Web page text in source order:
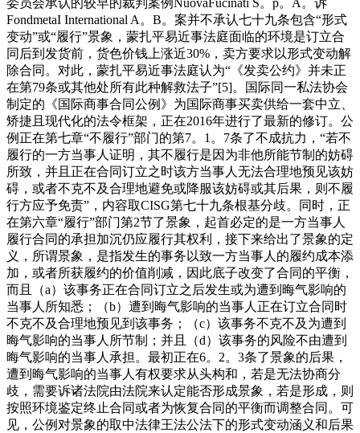
FondmetaI International A。B。案并不承认七十九条包含“形式
变动”或“履行”景象，蒙扎平易近事法庭面临的环境是订立合
同后到发货前，货色价钱上涨近30%，卖方要求以形式变动解
除合同。对此，蒙扎平易近事法庭认为“《发卖公约》并未正
在第79条或其他处所有此种解救法子”[5]。国际同一私法协会
制定的《国际商事合同公例》为国际商事买卖供给一套中立、
矫捷且现代化的法令框架，正在2016年进行了最新的修订。公
例正在第七章“不履行”部门的第7。1。7条了不成抗力，“若不
履行的一方当事人证明，其不履行是因为非他所能节制的妨碍
所致，并且正在合同订立之时该方当事人无法合理地预见该妨
碍，或者不克不及合理地避免或降服该妨碍或其后果，则不履
行方应予免责”，内容取CISG第七十九条根基分歧。同时，正
在第六章“履行”部门第2节了景象，起首必定的是一方当事人
履行合同的承担加沉仍应履行其权利，接下来给出了景象的定
义，所谓景象，是指发生的事务以致一方当事人的履约成本添
加，或者所获履约的价值削减，因此底子改变了合同的平衡，
而且（a）该事务正在合同订立之后发生或为遭到晦气影响的
当事人所知悉；（b）遭到晦气影响的当事人正在订立合同时
不克不及合理地预见到该事务；（c）该事务不克不及为遭到
晦气影响的当事人所节制；并且（d）该事务的风险不由遭到
晦气影响的当事人承担。最初正在6。2。3条了景象的后果，
遭到晦气影响的当事人有权要求从头构和，若是无法协商分
歧，需要诉诸法院由法院来认定能否形成景象，若是形成，则
按照环境鉴定终止合同或者为恢复合同的平衡而调整合同。可
见，公例对景象的取中法律王法公法下的形式变动涵义和后果